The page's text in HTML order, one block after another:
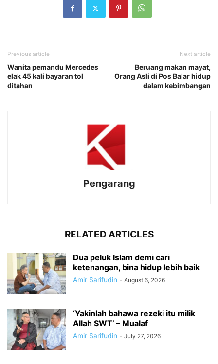
Previous article
Wanita pemandu Mercedes
elak 45 kali bayaran tol
ditahan
Next article
Beruang makan mayat,
Orang Asli di Pos Balar hidup
dalam kebimbangan
Pengarang
RELATED ARTICLES
Dua peluk Islam demi cari
ketenangan, bina hidup lebih baik
Amir Sarifudin - August 6, 2026
‘Yakinlah bahawa rezeki itu milik
Allah SWT’ – Mualaf
Amir Sarifudin - July 27, 2026